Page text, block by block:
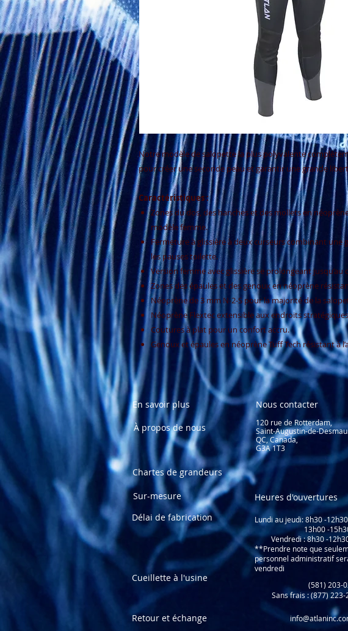
Notre modèle de salopette la plus polyvalente
pour créer une seconde peau et garantir une grande
Caractéristiques :
Zones du dos, des hanches et des mollets en
modèle femme.
Fermeture à glissière à deux curseurs combinant une
les pauses toilette.
Version femme avec glissière se prolongeant jusqu’au
Zones des épaules et des genoux en néoprène
Néoprène de 3 mm N-2-S pour la majorité de la
Néoprène Flextec extensible aux endroits
Coutures à plat pour un confort accru.
Genoux et épaules en néoprène Tuff Tech résistant à
En savoir plus
Nous contacter
À propos de nous
120 rue de Rotterdam,
Saint-Augustin-de-
QC,Canada,
G3A 1T3
Chartes de grandeurs
Sur-mesure
Délai de fabrication
Heures d'ouvertures
Lundi au jeudi: 8h30 -
13h00 -
Vendredi : 8h30 -
**Prendre note que
personnel administratif
vendredi
Cueillette à l'usine
(581) 203-
Sans frais : (877) 223-
Retour et échange